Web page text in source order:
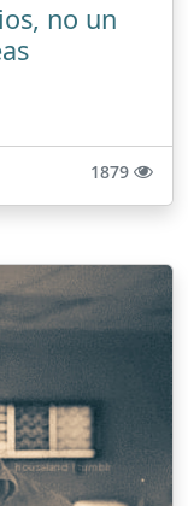
no un
1879